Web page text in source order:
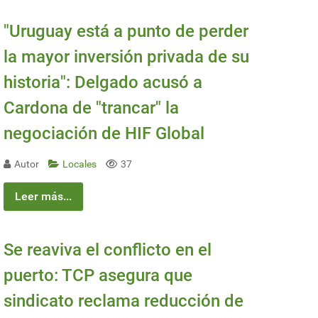
"Uruguay está a punto de perder
la mayor inversión privada de su
historia": Delgado acusó a
Cardona de "trancar" la
negociación de HIF Global
Autor Locales 37
Leer más...
Se reaviva el conflicto en el
puerto: TCP asegura que
sindicato reclama reducción de